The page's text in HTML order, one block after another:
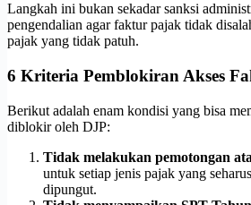
Langkah ini bukan sekadar sanksi
pengendalian agar faktur pajak tidak
pajak yang tidak patuh.
6 Kriteria Pemblokiran Akses
Berikut adalah enam kondisi yang bisa
diblokir oleh DJP:
Tidak melakukan pemotongan
untuk setiap jenis pajak yang
dipungut.